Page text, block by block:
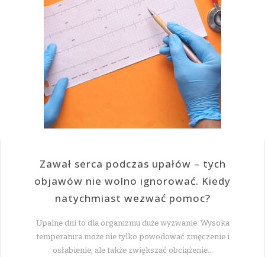
Zawał serca podczas upałów – tych
objawów nie wolno ignorować. Kiedy
natychmiast wezwać pomoc?
Upalne dni to dla organizmu duże wyzwanie. Wysoka
temperatura może nie tylko powodować zmęczenie i
osłabienie, ale także zwiększać obciążenie…